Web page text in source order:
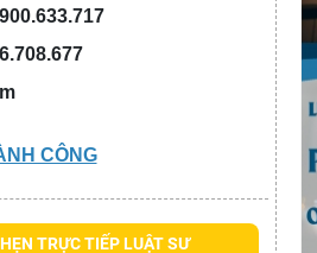
CÔNG
TRỰC TIẾP LUẬT SƯ